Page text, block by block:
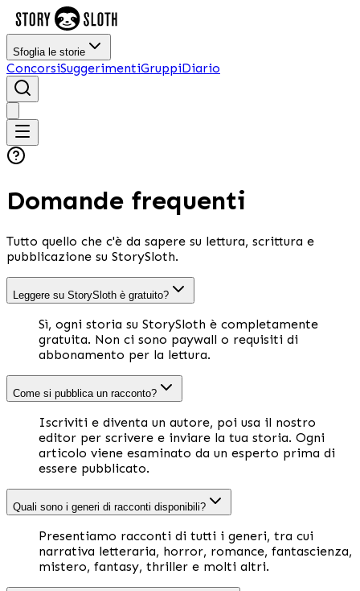
Sfoglia le storie
ConcorsiSuggerimentiGruppiDiario
Domande frequenti
Tutto quello che c'è da sapere su lettura, scrittura e
pubblicazione su StorySloth.
Leggere su StorySloth è gratuito?
Sì, ogni storia su StorySloth è completamente
gratuita. Non ci sono paywall o requisiti di
abbonamento per la lettura.
Come si pubblica un racconto?
Iscriviti e diventa un autore, poi usa il nostro
editor per scrivere e inviare la tua storia. Ogni
articolo viene esaminato da un esperto prima di
essere pubblicato.
Quali sono i generi di racconti disponibili?
Presentiamo racconti di tutti i generi, tra cui
narrativa letteraria, horror, romance, fantascienza,
mistero, fantasy, thriller e molti altri.